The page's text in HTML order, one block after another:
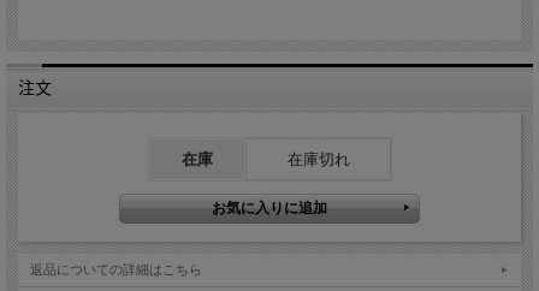
注文
在庫 在庫切れ
返品についての詳細はこちら